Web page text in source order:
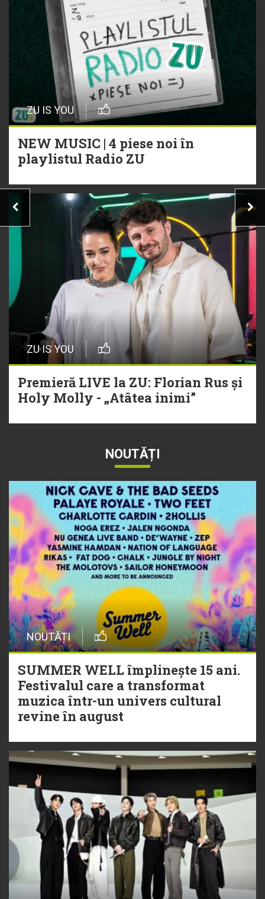
ZU IS YOU
NEW MUSIC | 4 piese noi în
playlistul Radio ZU
ZU IS YOU
Premieră LIVE la ZU: Florian Rus și
Holy Molly - „Atâtea inimi”
NOUTĂȚI
NOUTĂȚI
SUMMER WELL împlinește 15 ani.
Festivalul care a transformat
muzica într-un univers cultural
revine în august